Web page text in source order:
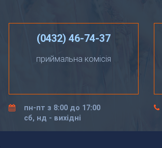
(0432) 46-74-37
приймальна комісія
пн-пт з 8:00 до 17:00
сб, нд - вихідні